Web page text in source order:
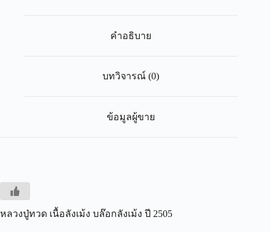
คำอธิบาย
บทวิจารณ์ (0)
ข้อมูลผู้ขาย
หลวงปู่ทวด เนื้อลังเม้ง บล๊อกลังเม้ง ปี 2505